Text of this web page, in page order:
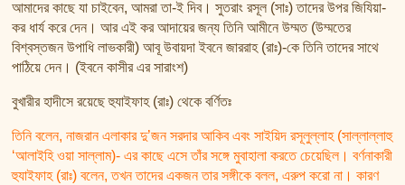
আমাদের কাছে যা চাইবেন, আমরা তা-ই দিব। সুতরাং রসূল (সাঃ) তাদের উপর জিযিয়া-
কর ধার্য করে দেন। আর এই কর আদায়ের জন্য তিনি আমীনে উম্মত (উম্মতের
বিশ্বস্তজন উপাধি লাভকারী) আবূ উবায়দা ইবনে জাররাহ (রাঃ)-কে তিনি তাদের সাথে
পাঠিয়ে দেন। (ইবনে কাসীর এর সারাংশ)
বুখারীর হাদীসে রয়েছে হুযাইফাহ (রাঃ) থেকে বর্ণিতঃ
তিনি বলেন, নাজরান এলাকার দু’জন সরদার আকিব এবং সাইয়িদ রসূলুল্লাহ (সাল্লাল্লাহু
‘আলাইহি ওয়া সাল্লাম)- এর কাছে এসে তাঁর সঙ্গে মুবাহালা করতে চেয়েছিল। বর্ণনাকারী
হুযাইফাহ (রাঃ) বলেন, তখন তাদের একজন তার সঙ্গীকে বলল, এরুপ করো না। কারণ